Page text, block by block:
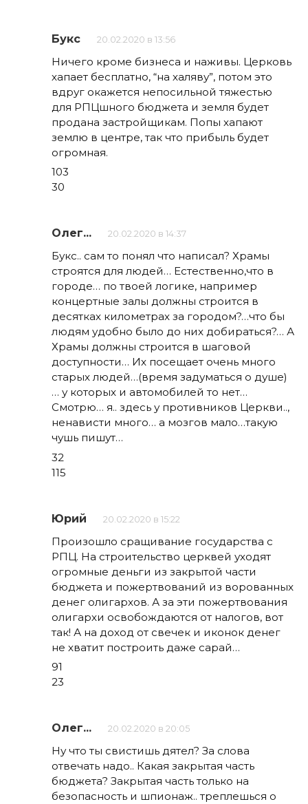
Букс 20.02.2020 в 13:56
Ничего кроме бизнеса и наживы. Церковь
хапает бесплатно, “на халяву”, потом это
вдруг окажется непосильной тяжестью
для РПЦшного бюджета и земля будет
продана застройщикам. Попы хапают
землю в центре, так что прибыль будет
огромная.
103
30
Олег... 20.02.2020 в 14:37
Букс.. сам то понял что написал? Храмы
строятся для людей… Естественно,что в
городе… по твоей логике, например
концертные залы должны строится в
десятках километрах за городом?…что бы
людям удобно было до них добираться?… А
Храмы должны строится в шаговой
доступности… Их посещает очень много
старых людей…(время задуматься о душе)
… у которых и автомобилей то нет…
Смотрю… я.. здесь у противников Церкви..,
ненависти много… а мозгов мало…такую
чушь пишут…
32
115
Юрий 20.02.2020 в 15:22
Произошло сращивание государства с
РПЦ. На строительство церквей уходят
огромные деньги из закрытой части
бюджета и пожертвований из ворованных
денег олигархов. А за эти пожертвования
олигархи освобождаются от налогов, вот
так! А на доход от свечек и иконок денег
не хватит построить даже сарай…
91
23
Олег... 20.02.2020 в 20:05
Ну что ты свистишь дятел? За слова
отвечать надо.. Какая закрытая часть
бюджета? Закрытая часть только на
безопасность и шпионаж.. треплешься о